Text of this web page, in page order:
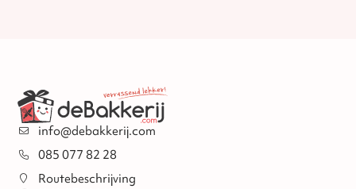
info@debakkerij.com
085 077 82 28
Routebeschrijving